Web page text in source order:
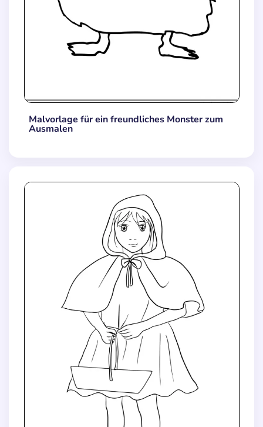
Malvorlage für ein freundliches Monster zum
Ausmalen